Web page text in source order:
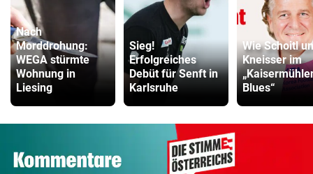
Hoverboard Vergleich
ZUM VERGLEICH
Kinderfahrrad Vergleich
ZUM VERGLEICH
Nach
Morddrohung:
WEGA stürmte
Wohnung in
Liesing
Sieg!
Erfolgreiches
Debüt für Senft in
Karlsruhe
Wie Schoitl
Kneisser im
Blues“